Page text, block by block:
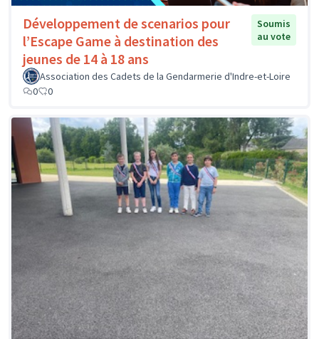
Développement de scenarios pour
l’Escape Game à destination des
jeunes de 14 à 18 ans
Soumis
au vote
Association des Cadets de la Gendarmerie d'Indre-et-Loire
0
0